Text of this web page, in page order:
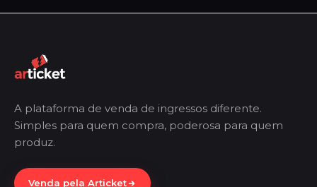
A plataforma de venda de ingressos diferente.
Simples para quem compra, poderosa para quem
produz.
Venda pela Articket